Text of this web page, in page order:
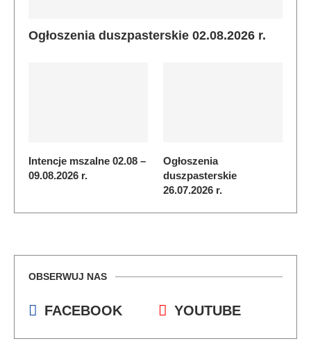
Ogłoszenia duszpasterskie 02.08.2026 r.
Intencje mszalne 02.08 –
09.08.2026 r.
Ogłoszenia
duszpasterskie
26.07.2026 r.
OBSERWUJ NAS
FACEBOOK YOUTUBE